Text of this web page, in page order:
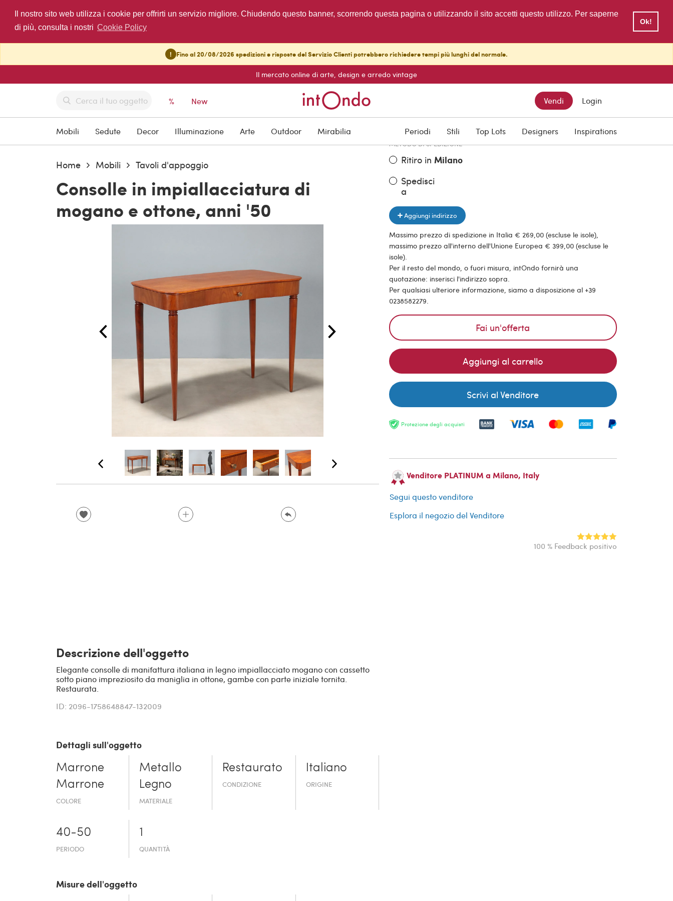
Il nostro sito web utilizza i cookie per offrirti un servizio migliore. Chiudendo questo banner, scorrendo questa pagina o utilizzando il sito accetti questo utilizzo. Per saperne
di più, consulta i nostri Cookie Policy
Ok!
! Fino al 20/08/2026 spedizioni e risposte del Servizio Clienti potrebbero richiedere tempi più lunghi del normale.
Il mercato online di arte, design e arredo vintage
% New Vendi Login
Mobili Sedute Decor Illuminazione Arte Outdoor Mirabilia Periodi Stili Top Lots Designers Inspirations
Home Mobili Tavoli d'appoggio
Consolle in impiallacciatura di
mogano e ottone, anni '50
€ 1.920,00
METODO DI SPEDIZIONE
Ritiro in Milano
Spedisci
a
Aggiungi indirizzo
Massimo prezzo di spedizione in Italia € 269,00 (escluse le isole),
massimo prezzo all'interno dell'Unione Europea € 399,00 (escluse le
isole).
Per il resto del mondo, o fuori misura, intOndo fornirà una
quotazione: inserisci l'indirizzo sopra.
Per qualsiasi ulteriore informazione, siamo a disposizione al +39
0238582279.
Fai un'offerta
Aggiungi al carrello
Scrivi al Venditore
Protezione degli acquisti
Venditore PLATINUM a Milano, Italy
Segui questo venditore
Esplora il negozio del Venditore
100 % Feedback positivo
Descrizione dell'oggetto
Elegante consolle di manifattura italiana in legno impiallacciato mogano con cassetto
sotto piano impreziosito da maniglia in ottone, gambe con parte iniziale tornita.
Restaurata.
ID: 2096-1758648847-132009
Dettagli sull'oggetto
Marrone
Marrone
COLORE
Metallo
Legno
MATERIALE
Restaurato
CONDIZIONE
Italiano
ORIGINE
40-50
PERIODO
1
QUANTITÀ
Misure dell'oggetto